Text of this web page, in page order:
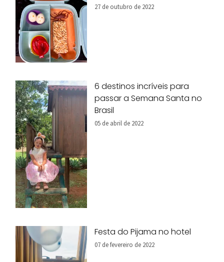
27 de outubro de 2022
6 destinos incríveis para
passar a Semana Santa no
Brasil
05 de abril de 2022
Festa do Pijama no hotel
07 de fevereiro de 2022